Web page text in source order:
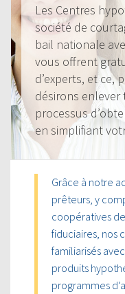
Les Centres
société de
bail nationale
vous offrent
d’experts, et ce,
désirons enlever
processus
en simplifiant
Grâce à notre
prêteurs, y
coopératives
fiduciaires, nos
familiarisés
produits
programmes